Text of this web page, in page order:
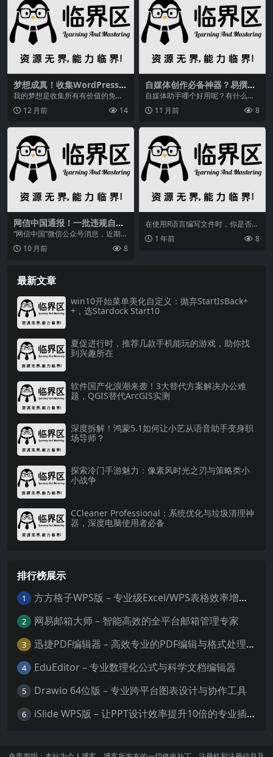
梦想成真！收集WordPress网
站开发免费插件和工具全公开
我的梦想是收集所有有价值的免费
插件和工具,用于在一个屋檐下开发
WordPres...
12 月前 14
自媒体创作必备神器？易撰素
材库，帮你高效找素材
自媒体助手哪个好用呢？有什么推
荐的辅助工具吗？做自媒体工具是
少不了的，能帮助我们...
11 月前 8
网信中国通报！一批违规自媒
体账号，涉军信息发布被处置
“网信中国”微信公众号消息，近期，
一些自媒体账号违反《互联网军事
信息传播管理办法...
10 月前 8
在使用R语言编写文件时，你是否遇
到过“Not all of the charac...
1 年前 8
最新文章
win10开始菜单美化自定义：抛弃StartIsBack+
+，选Stardock Start10
夏促进行时，推荐几款手机能玩的游戏，助你找
到兴趣所在
软件国产化浪潮来袭！3大替代方案解决办公难
题，QGIS替代ArcGIS实测
深度拆解！鸿蒙5.1如何让小艺从语音助手变身职
场导师？
探索冷门手游魅力：像素风时光之刃与策略类小
小战争
CCleaner Professional：系统优化与垃圾清理神
器，深度电脑使用者必备
排行榜展示
1 方方格子WPS版 – 专业级Excel/WPS表格效率增强插件
2 网易邮箱大师 – 智能高效的全平台邮箱管理专家
3 迅捷PDF编辑器 – 高效专业的PDF编辑与格式处理工具
4 EduEditor – 专业数理化公式与科学文档编辑器
5 Drawio 64位版 – 专业跨平台图表设计与协作工具
6 iSlide WPS版 – 让PPT设计效率提升10倍的专业插件